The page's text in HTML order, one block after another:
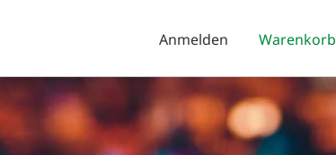
Anmelden Warenkorb